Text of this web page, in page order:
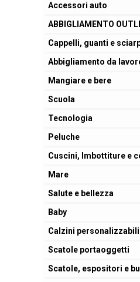
Accessori auto
ABBIGLIAMENTO
Cappelli, guanti e
Abbigliamento da
Mangiare e bere
Scuola
Tecnologia
Peluche
Cuscini, Imbottiture e
Mare
Salute e bellezza
Baby
Calzini personalizzabili
Scatole portaoggetti
Scatole, espositori e